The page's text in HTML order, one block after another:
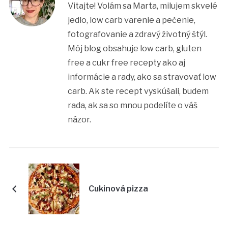
Vitajte! Volám sa Marta, milujem skvelé
jedlo, low carb varenie a pečenie,
fotografovanie a zdravý životný štýl.
Môj blog obsahuje low carb, gluten
free a cukr free recepty ako aj
informácie a rady, ako sa stravovať low
carb. Ak ste recept vyskúšali, budem
rada, ak sa so mnou podelíte o váš
názor.
Cukinová pizza